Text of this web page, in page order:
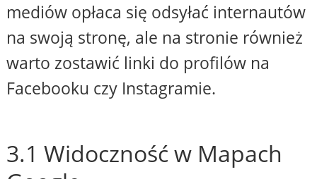
mediów opłaca się odsyłać internautów
na swoją stronę, ale na stronie również
warto zostawić linki do profilów na
Facebooku czy Instagramie.
3.1 Widoczność w Mapach